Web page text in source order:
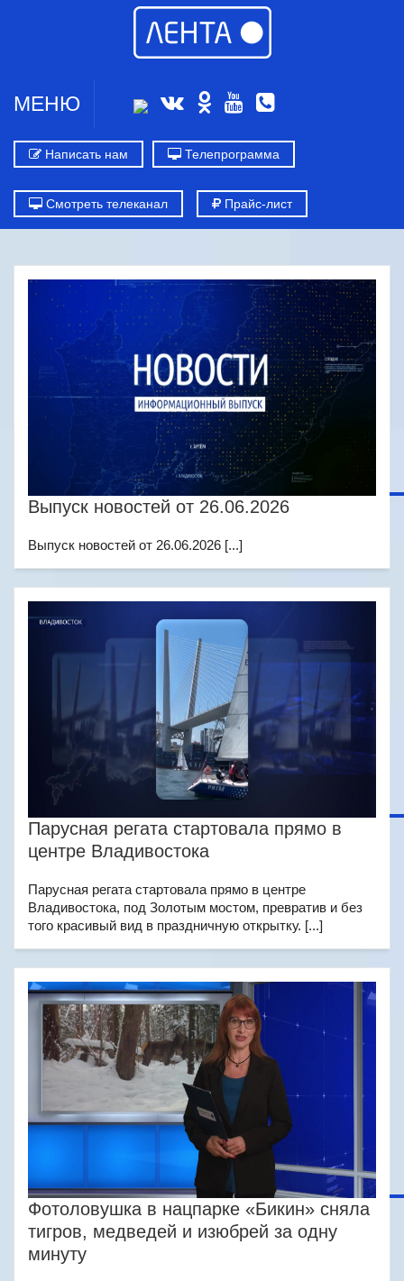
МЕНЮ
Написать нам Телепрограмма
Смотреть телеканал Прайс-лист
Выпуск новостей от 26.06.2026
Выпуск новостей от 26.06.2026 [...]
Парусная регата стартовала прямо в
центре Владивостока
Парусная регата стартовала прямо в центре
Владивостока, под Золотым мостом, превратив и без
того красивый вид в праздничную открытку. [...]
Фотоловушка в нацпарке «Бикин» сняла
тигров, медведей и изюбрей за одну
минуту